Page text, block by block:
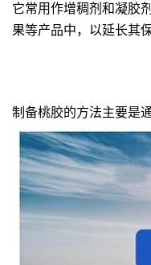
它常用作增稠剂和凝胶
果等产品中，以延长其
制备桃胶的方法主要是